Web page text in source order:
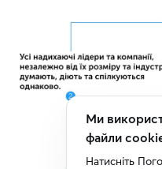
Ми
файли
Натисніть